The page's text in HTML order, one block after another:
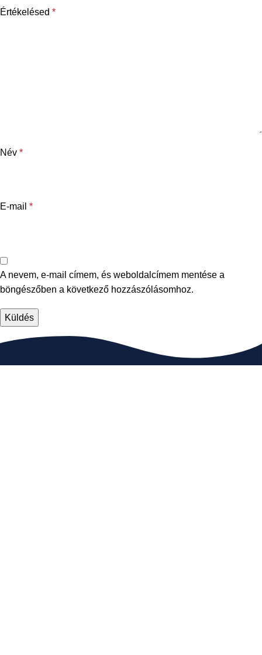
Értékelésed *
Név *
E-mail *
A nevem, e-mail címem, és weboldalcímem mentése a
böngészőben a következő hozzászólásomhoz.